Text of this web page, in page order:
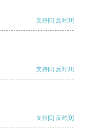
支持[0] 反对[0]
支持[0] 反对[0]
支持[0] 反对[0]